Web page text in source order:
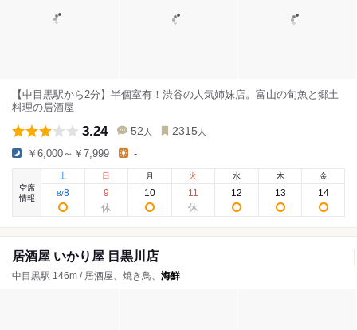
【中目黒駅から2分】半個室有！渋谷の人気姉妹店。富山の旬魚と郷土
料理の居酒屋
3.24 52 人 2315 人
￥6,000～￥7,999 -
空席
情報
土
8/8
日
9
月
10
火
11
水
12
木
13
金
14
居酒屋 いかり屋 目黒川店
中目黒駅 146m / 居酒屋、焼き鳥、 海鮮